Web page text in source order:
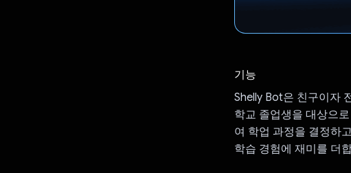
기능
Shelly Bot은 친구이자
학교 졸업생을 대상으
여 학업 과정을 결정하
학습 경험에 재미를 더